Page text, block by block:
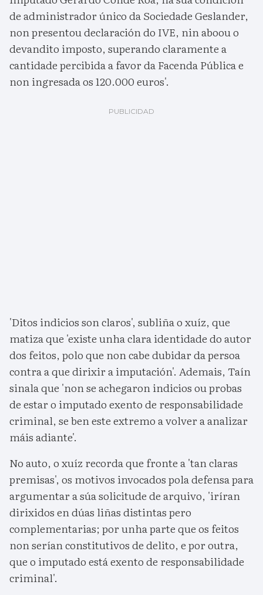
de administrador único da Sociedade Geslander,
non presentou declaración do IVE, nin aboou o
devandito imposto, superando claramente a
cantidade percibida a favor da Facenda Pública e
non ingresada os 120.000 euros'.
'Ditos indicios son claros', subliña o xuíz, que
matiza que 'existe unha clara identidade do autor
dos feitos, polo que non cabe dubidar da persoa
contra a que dirixir a imputación'. Ademais, Taín
sinala que 'non se achegaron indicios ou probas
de estar o imputado exento de responsabilidade
criminal, se ben este extremo a volver a analizar
máis adiante'.
No auto, o xuíz recorda que fronte a 'tan claras
premisas', os motivos invocados pola defensa para
argumentar a súa solicitude de arquivo, 'iríran
dirixidos en dúas liñas distintas pero
complementarias; por unha parte que os feitos
non serían constitutivos de delito, e por outra,
que o imputado está exento de responsabilidade
criminal'.